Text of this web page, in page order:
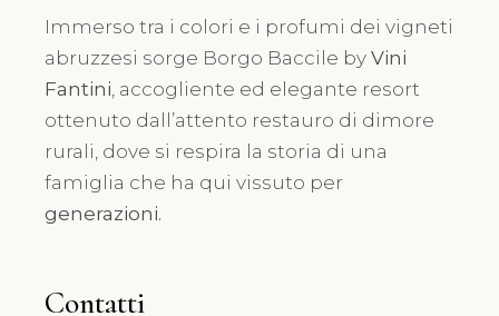
Immerso tra i colori e i profumi dei vigneti
abruzzesi sorge Borgo Baccile by Vini
Fantini, accogliente ed elegante resort
ottenuto dall’attento restauro di dimore
rurali, dove si respira la storia di una
famiglia che ha qui vissuto per
generazioni.
Contatti